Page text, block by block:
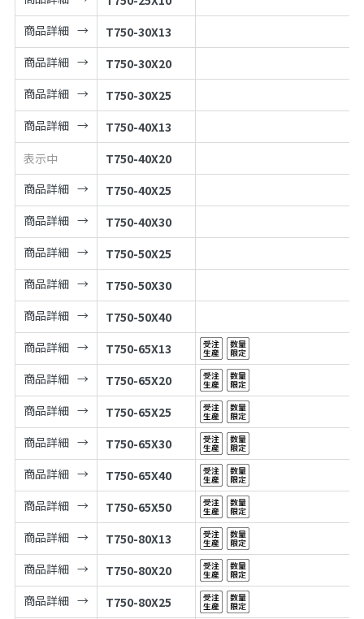
商品詳細
T750-30X13
商品詳細
T750-30X20
商品詳細
T750-30X25
商品詳細
T750-40X13
表示中
T750-40X20
商品詳細
T750-40X25
商品詳細
T750-40X30
商品詳細
T750-50X25
商品詳細
T750-50X30
商品詳細
T750-50X40
商品詳細
T750-65X13
商品詳細
T750-65X20
商品詳細
T750-65X25
商品詳細
T750-65X30
商品詳細
T750-65X40
商品詳細
T750-65X50
商品詳細
T750-80X13
商品詳細
T750-80X20
商品詳細
T750-80X25